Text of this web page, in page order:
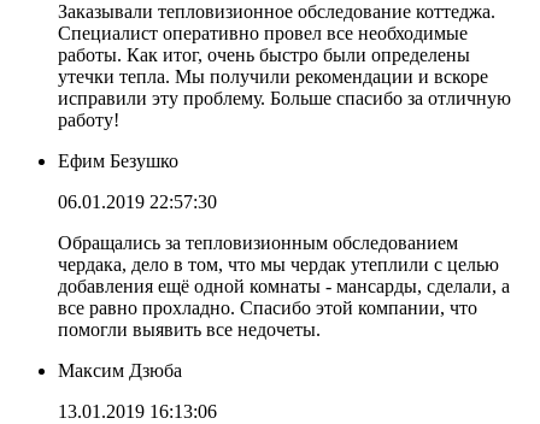
Заказывали тепловизионное обследование коттеджа.
Специалист оперативно провел все необходимые
работы. Как итог, очень быстро были определены
утечки тепла. Мы получили рекомендации и вскоре
исправили эту проблему. Больше спасибо за отличную
работу!
Ефим Безушко
06.01.2019 22:57:30
Обращались за тепловизионным обследованием
чердака, дело в том, что мы чердак утеплили с целью
добавления ещё одной комнаты - мансарды, сделали, а
все равно прохладно. Спасибо этой компании, что
помогли выявить все недочеты.
Максим Дзюба
13.01.2019 16:13:06